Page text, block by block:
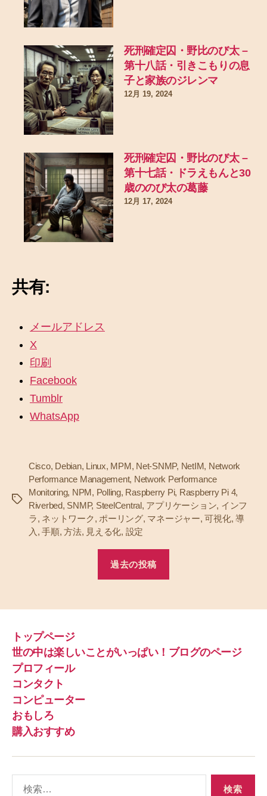
死刑確定囚・野比のび太 –
第十八話・引きこもりの息
子と家族のジレンマ
12月 19, 2024
死刑確定囚・野比のび太 –
第十七話・ドラえもんと30
歳ののび太の葛藤
12月 17, 2024
共有:
メールアドレス
X
印刷
Facebook
Tumblr
WhatsApp
タ
Cisco, Debian, Linux, MPM, Net-SNMP, NetIM, Network
Performance Management, Network Performance
Monitoring, NPM, Polling, Raspberry Pi, Raspberry Pi 4,
Riverbed, SNMP, SteelCentral, アプリケーション, インフ
ラ, ネットワーク, ポーリング, マネージャー,可視化,導
入 ,手順,方法, 見える化, 設定
過去の投稿
トップページ
世の中は楽しいことがいっぱい！ブログのページ
プロフィール
コンタクト
コンピューター
おもしろ
購入おすすめ